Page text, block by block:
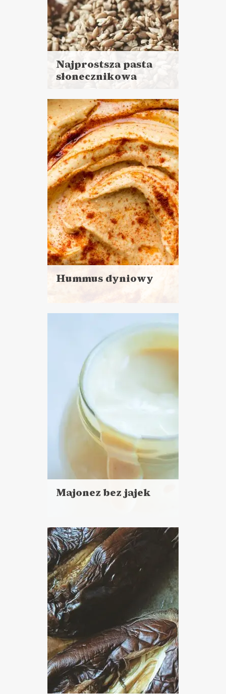
Najprostsza pasta
słonecznikowa
więcej
Czas przygotowania: 10 minut
+ noc namaczania
DO CHLEBA
ŚWIATOWY DZIEŃ
WEGETARIANIZMU
Hummus dyniowy
więcej
DO CHLEBA
POWRÓT DO SZKOŁY ?
SYLWESTER ?
Majonez bez jajek
więcej
Czas przygotowania:
do 30 minut
DO CHLEBA
SOSY I DODATKI